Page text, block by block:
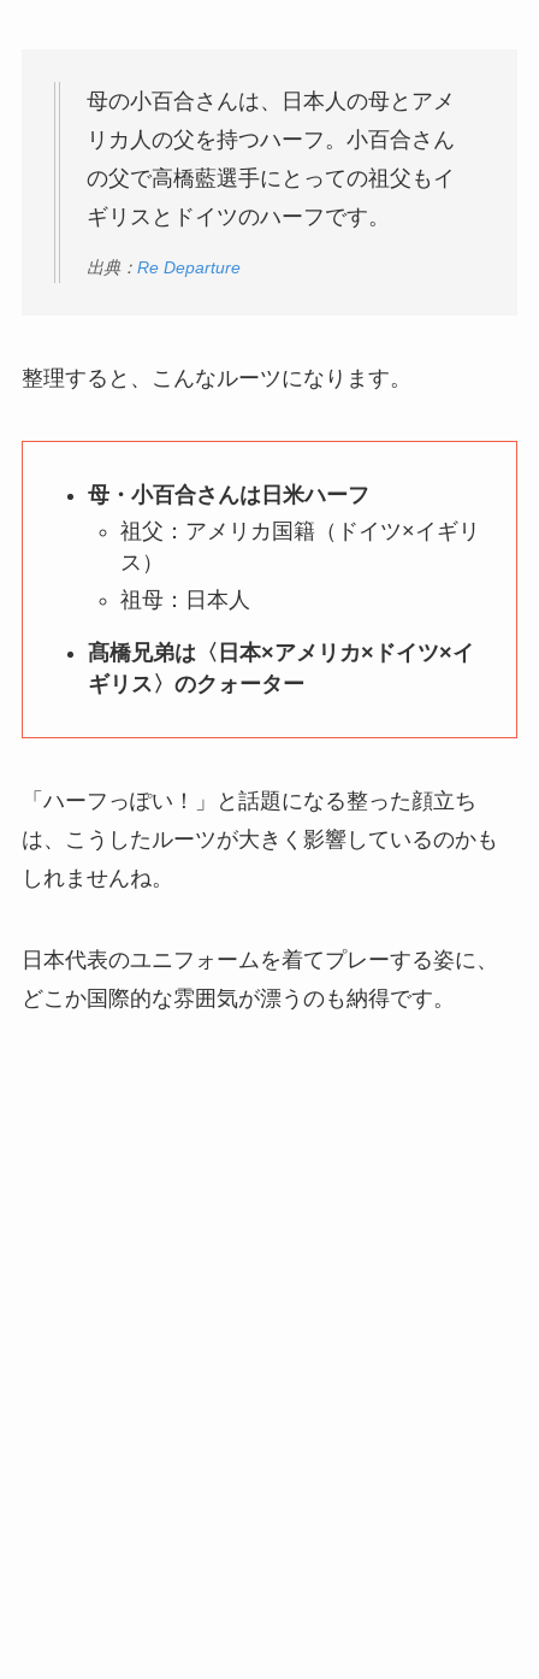
母の小百合さんは、日本人の母とアメ
リカ人の父を持つハーフ。小百合さん
の父で高橋藍選手にとっての祖父もイ
ギリスとドイツのハーフです。
出典： Re Departure
整理すると、こんなルーツになります。
母・小百合さんは日米ハーフ
祖父：アメリカ国籍（ドイツ×イギリ
ス）
祖母：日本人
髙橋兄弟は〈日本×アメリカ×ドイツ×イ
ギリス〉のクォーター
「ハーフっぽい！」と話題になる整った顔立ち
は、こうしたルーツが大きく影響しているのかも
しれませんね。
日本代表のユニフォームを着てプレーする姿に、
どこか国際的な雰囲気が漂うのも納得です。